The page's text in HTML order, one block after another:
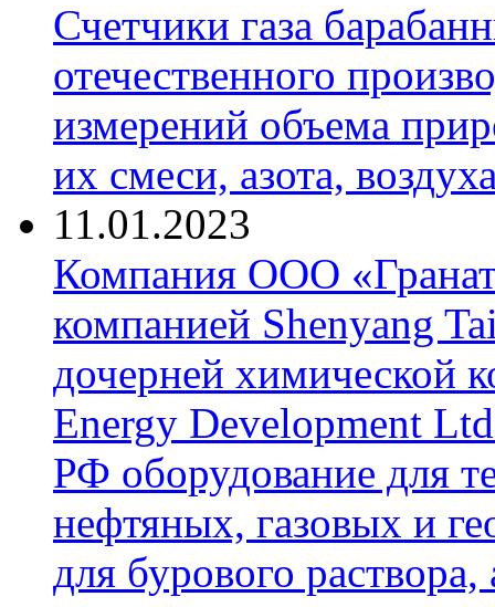
Счетчики газа
отечественного
измерений объема
их смеси, азота,
11.01.2023
Компания ООО
компанией Shenyang
дочерней химической
Energy Development
РФ оборудование для
нефтяных, газовых и
для бурового